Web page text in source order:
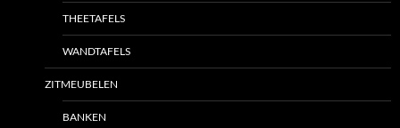
THEETAFELS
WANDTAFELS
ZITMEUBELEN
BANKEN